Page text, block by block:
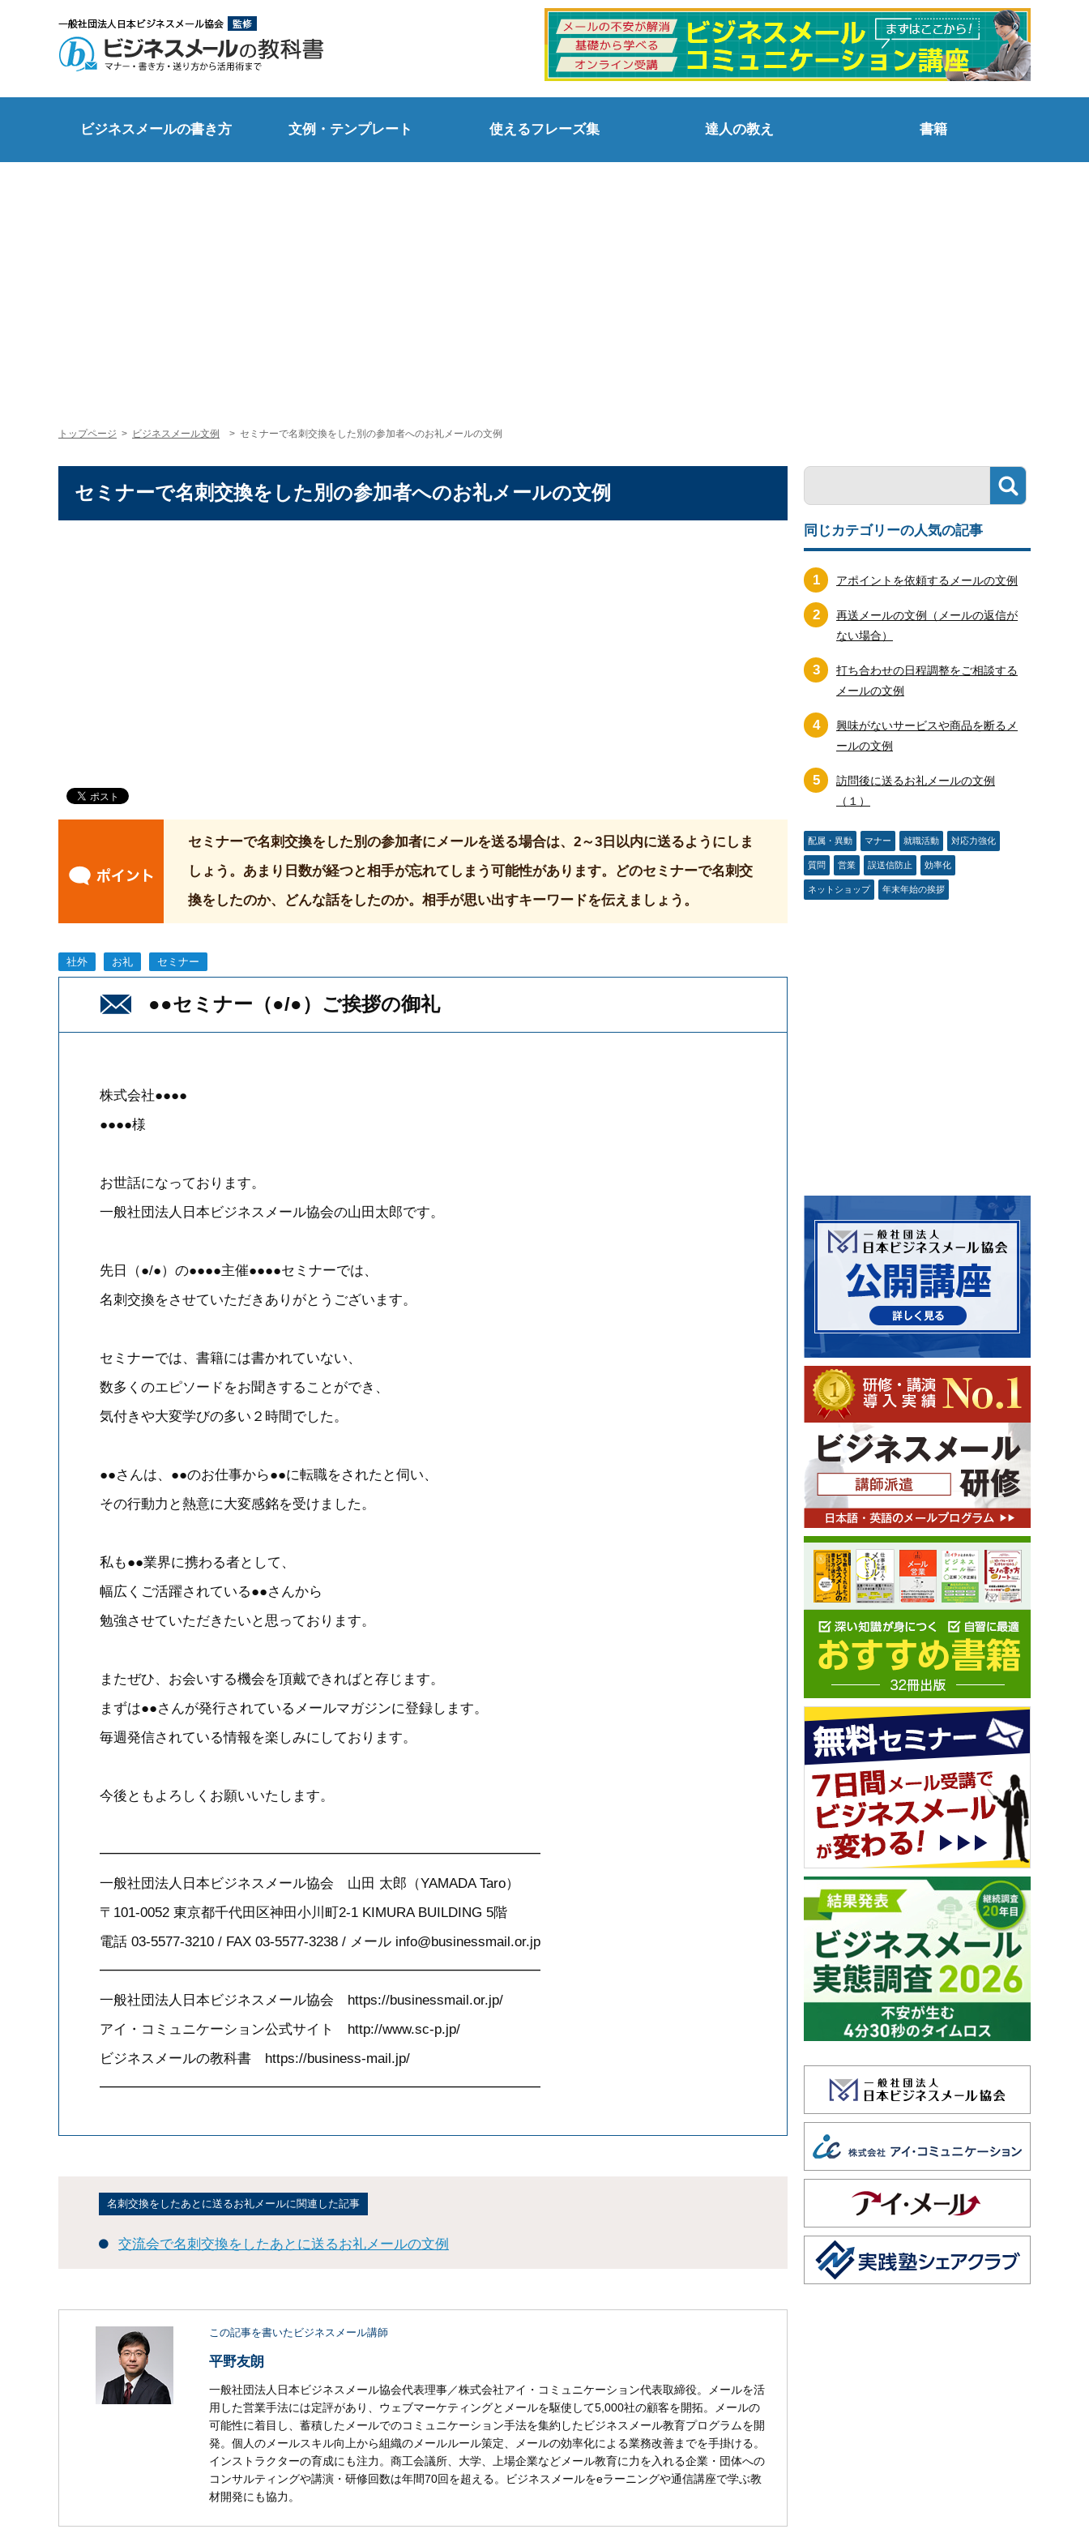
ビジネスメールの書き方 文例・テンプレート 使えるフレーズ集 達人の教え 書籍
トップページ > ビジネスメール文例 > セミナーで名刺交換をした別の参加者へのお礼メールの文例
セミナーで名刺交換をした別の参加者へのお礼メールの文例
セミナーで名刺交換をした別の参加者にメールを送る場合は、2～3日以内に送るようにしま
しょう。あまり日数が経つと相手が忘れてしまう可能性があります。どのセミナーで名刺交
換をしたのか、どんな話をしたのか。相手が思い出すキーワードを伝えましょう。
社外 お礼 セミナー
●●セミナー（●/●）ご挨拶の御礼
株式会社●●●●
●●●●様
お世話になっております。
一般社団法人日本ビジネスメール協会の山田太郎です。
先日（●/●）の●●●●主催●●●●セミナーでは、
名刺交換をさせていただきありがとうございます。
セミナーでは、書籍には書かれていない、
数多くのエピソードをお聞きすることができ、
気付きや大変学びの多い２時間でした。
●●さんは、●●のお仕事から●●に転職をされたと伺い、
その行動力と熱意に大変感銘を受けました。
私も●●業界に携わる者として、
幅広くご活躍されている●●さんから
勉強させていただきたいと思っております。
またぜひ、お会いする機会を頂戴できればと存じます。
まずは●●さんが発行されているメールマガジンに登録します。
毎週発信されている情報を楽しみにしております。
今後ともよろしくお願いいたします。
━━━━━━━━━━━━━━━━━━━━━━━━━━━━━━━━
一般社団法人日本ビジネスメール協会 山田 太郎（YAMADA Taro）
〒101-0052 東京都千代田区神田小川町2-1 KIMURA BUILDING 5階
電話 03-5577-3210 / FAX 03-5577-3238 / メール info@businessmail.or.jp
━━━━━━━━━━━━━━━━━━━━━━━━━━━━━━━━
一般社団法人日本ビジネスメール協会 https://businessmail.or.jp/
アイ・コミュニケーション公式サイト http://www.sc-p.jp/
ビジネスメールの教科書 https://business-mail.jp/
━━━━━━━━━━━━━━━━━━━━━━━━━━━━━━━━
名刺交換をしたあとに送るお礼メールに関連した記事
交流会で名刺交換をしたあとに送るお礼メールの文例
この記事を書いたビジネスメール講師
平野友朗
一般社団法人日本ビジネスメール協会代表理事／株式会社アイ・コミュニケーション代表取締役。メールを活
用した営業手法には定評があり、ウェブマーケティングとメールを駆使して5,000社の顧客を開拓。メールの
可能性に着目し、蓄積したメールでのコミュニケーション手法を集約したビジネスメール教育プログラムを開
発。個人のメールスキル向上から組織のメールルール策定、メールの効率化による業務改善までを手掛ける。
インストラクターの育成にも注力。商工会議所、大学、上場企業などメール教育に力を入れる企業・団体への
コンサルティングや講演・研修回数は年間70回を超える。ビジネスメールをeラーニングや通信講座で学ぶ教
材開発にも協力。
同じカテゴリーの人気の記事
1 アポイントを依頼するメールの文例
2
再送メールの文例（メールの返信が
ない場合）
3
打ち合わせの日程調整をご相談する
メールの文例
4
興味がないサービスや商品を断るメ
ールの文例
5
訪問後に送るお礼メールの文例
（１）
配属・異動 マナー 就職活動 対応力強化
質問 営業 誤送信防止 効率化
ネットショップ 年末年始の挨拶